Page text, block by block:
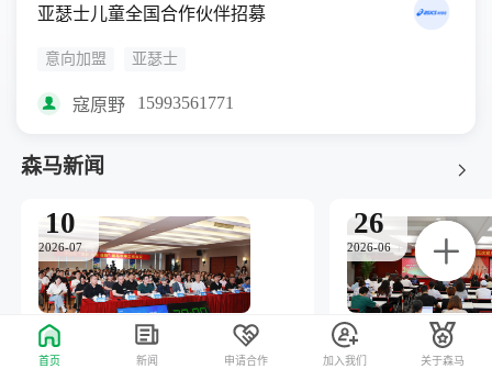
亚瑟士儿童全国合作伙伴招募
意向加盟 亚瑟士
寇原野 15993561771
森马新闻
10
2026-07
26
2026-06
首页 新闻 申请合作 加入我们 关于森马